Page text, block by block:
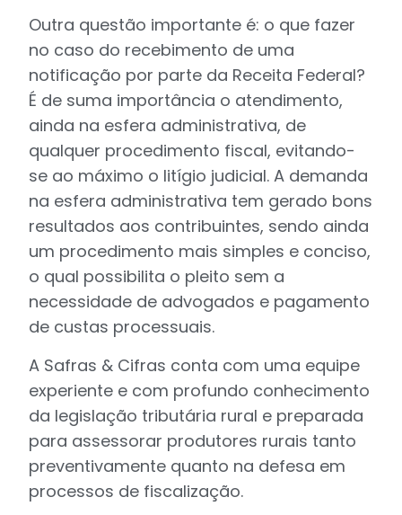
Outra questão importante é: o que fazer
no caso do recebimento de uma
notificação por parte da Receita Federal?
É de suma importância o atendimento,
ainda na esfera administrativa, de
qualquer procedimento fiscal, evitando-
se ao máximo o litígio judicial. A demanda
na esfera administrativa tem gerado bons
resultados aos contribuintes, sendo ainda
um procedimento mais simples e conciso,
o qual possibilita o pleito sem a
necessidade de advogados e pagamento
de custas processuais.
A Safras & Cifras conta com uma equipe
experiente e com profundo conhecimento
da legislação tributária rural e preparada
para assessorar produtores rurais tanto
preventivamente quanto na defesa em
processos de fiscalização.